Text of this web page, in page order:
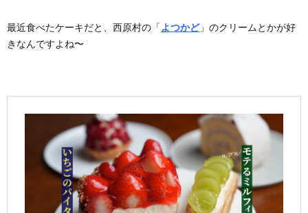
最近食べたケーキだと、西原村の「よつかど」のクリームとかが好
きなんですよね〜